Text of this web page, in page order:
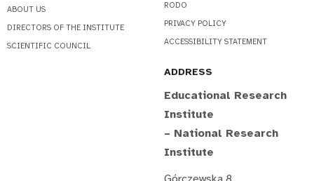
ABOUT US
DIRECTORS OF THE INSTITUTE
SCIENTIFIC COUNCIL
RODO
PRIVACY POLICY
ACCESSIBILITY STATEMENT
ADDRESS
Educational Research
Institute
– National Research
Institute